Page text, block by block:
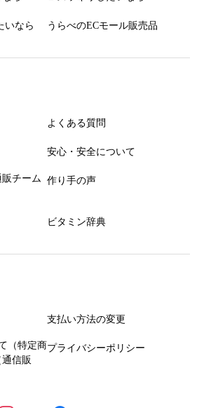
いなら うらべのECモール販売品
よくある質問
安心・安全について
チーム 作り手の声
ビタミン辞典
支払い方法の変更
（特定商
信販
プライバシーポリシー